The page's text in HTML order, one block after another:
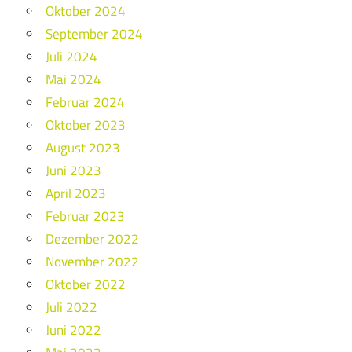
Oktober 2024
September 2024
Juli 2024
Mai 2024
Februar 2024
Oktober 2023
August 2023
Juni 2023
April 2023
Februar 2023
Dezember 2022
November 2022
Oktober 2022
Juli 2022
Juni 2022